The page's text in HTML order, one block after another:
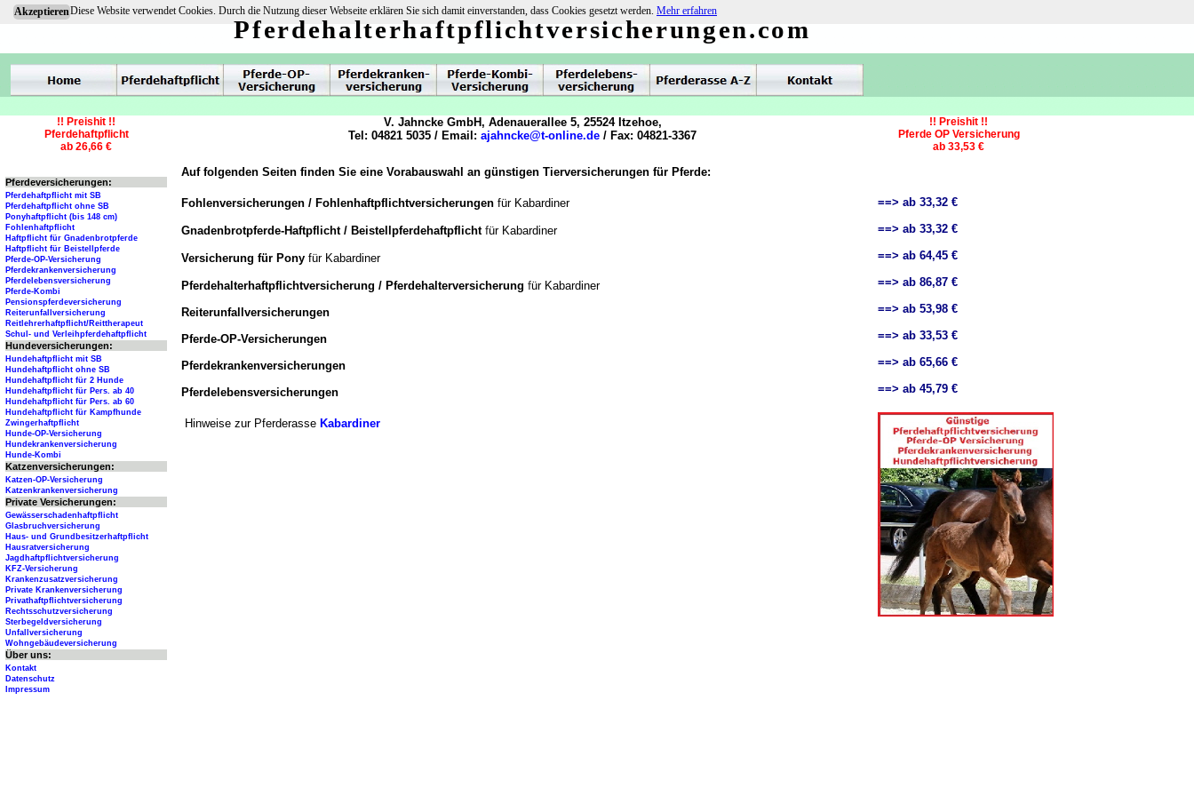
AkzeptierenDiese Website verwendet Cookies. Durch die Nutzung dieser Webseite erklären Sie sich damit einverstanden, dass Cookies gesetzt werden. Mehr erfahren
Auf folgenden Seiten finden Sie eine Vorabauswahl an günstigen Tierversicherungen für Pferde:
Fohlenversicherungen / Fohlenhaftpflichtversicherungen für Kabardiner
Gnadenbrotpferde-Haftpflicht / Beistellpferdehaftpflichtfür Kabardiner
Versicherung für Pony für Kabardiner
Pferdehalterhaftpflichtversicherung / Pferdehalterversicherung für Kabardiner
Reiterunfallversicherungen
Pferde-OP-Versicherungen
Pferdekrankenversicherungen
Pferdelebensversicherungen
Hinweise zur Pferderasse Kabardiner
==> ab 33,32 €
==> ab 33,32 €
==> ab 64,45 €
==> ab 86,87 €
==> ab 53,98 €
==> ab 33,53 €
==> ab 65,66 €
==> ab 45,79 €
Pferdehalterhaftpflichtversicherungen.com
V. Jahncke GmbH, Adenauerallee 5, 25524 Itzehoe,
Tel: 04821 5035 / Email: ajahncke@t-online.de / Fax: 04821-3367
!! Preishit !!
Pferdehaftpflicht
ab 26,66 €
!! Preishit !!
Pferde OP Versicherung
ab 33,53 €
Pferdeversicherungen:
Pferdehaftpflicht mit SB
Pferdehaftpflicht ohne SB
Ponyhaftpflicht (bis 148 cm)
Fohlenhaftpflicht
Haftpflicht für Gnadenbrotpferde
Haftpflicht für Beistellpferde
Pferde-OP-Versicherung
Pferdekrankenversicherung
Pferdelebensversicherung
Pferde-Kombi
Pensionspferdeversicherung
Reiterunfallversicherung
Reitlehrerhaftpflicht/Reittherapeut
Schul- und Verleihpferdehaftpflicht
Hundeversicherungen:
Hundehaftpflicht mit SB
Hundehaftpflicht ohne SB
Hundehaftpflicht für 2 Hunde
Hundehaftpflicht für Pers. ab 40
Hundehaftpflicht für Pers. ab 60
Hundehaftpflicht für Kampfhunde
Zwingerhaftpflicht
Hunde-OP-Versicherung
Hundekrankenversicherung
Hunde-Kombi
Katzenversicherungen:
Katzen-OP-Versicherung
Katzenkrankenversicherung
Private Versicherungen:
Gewässerschadenhaftpflicht
Glasbruchversicherung
Haus- und Grundbesitzerhaftpflicht
Hausratversicherung
Jagdhaftpflichtversicherung
KFZ-Versicherung
Krankenzusatzversicherung
Private Krankenversicherung
Privathaftpflichtversicherung
Rechtsschutzversicherung
Sterbegeldversicherung
Unfallversicherung
Wohngebäudeversicherung
Über uns:
Kontakt
Datenschutz
Impressum